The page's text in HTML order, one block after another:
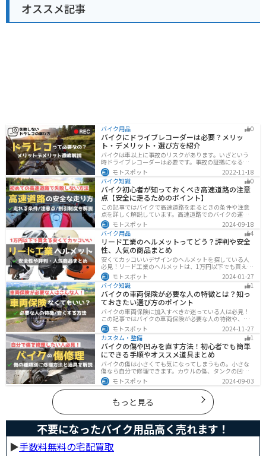
オススメ記事
バイク用品 0
バイクにドライブレコーダーは必要？メリッ
ト・デメリット・選び方を紹介
バイクは車以上に事故のリスクがあります。いざという
時ドライブレコーダーは必要です。事故の証拠になるの
はもちろん、ツーリングの記録など多数のメリットがあ
ります。ドライブレコーダーのメリットデメリット、選
び方についてまとめました。付けようか悩んでいる人は
参考にしてください。
モトスポット
2022-11-18
バイク知識
0
バイク初心者が知っておくべき高速道路の注意
点【安全に走るためのポイント】
この記事ではバイクで高速道路を走るときの条件や注意
点を詳しく解説しています。高速道路でのバイクの運転
に不安を感じていませんか？実は安全に運転するには、
走行条件や注意点を正しく理解することが大切です。高
速道路でも安全にバイクの運転を楽しむ方法を紹介しま
す！
モトスポット
2024-09-18
バイク用品
4
リード工業のヘルメットってどう？評判や安全
性、人気の商品まとめ
安くてカッコいいデザインのヘルメットを探している人
必見！リード工業のヘルメットは、1万円以下でも買える
ヘルメットが多数あります。安全基準もしっかりクリア
しており、安全性にも優れています。種類も豊富でカス
タム用のシールドもあるので、クールに決めたい人にオ
ススメです。
モトスポット
2024-01-27
バイク知識
1
バイクの車両保険が必要な人の特徴とは？知っ
ておきたい選び方のポイント
バイクの車両保険に加入すべきか迷っている人は必見！
この記事ではバイクの車両保険が必要な人の特徴や、車
両保険の選び方を解説します。実は、価値の高いバイク
は修理費用が高額になる場合が多いです。この記事を読
めば車両保険の正しい選び方がわかります。
モトスポット
2024-11-27
カスタム・整備
1
バイクの傷や凹みを直す方法！初心者でも簡単
にできる手順やオススメ道具まとめ
バイクの傷は小さくても気になってしまうもの。小さな
傷なら自分で修理できます。カウルの傷、タンクの凹
み、サビ、樹脂の劣化、ホイールの傷などあらゆる傷の
修理方法をまとめました。自分でバイクの傷を直したい
と思っている人は参考にしてください。
モトスポット 2024-09-03
もっと見る
不要になったバイク用品高く売れます！
▶︎手数料無料の宅配買取